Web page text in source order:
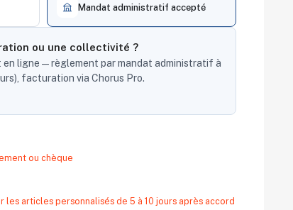
Mandat administratif accepté
ou une collectivité ?
en ligne — règlement par mandat administratif à
facturation via Chorus Pro.
ou chèque
les articles personnalisés de 5 à 10 jours après accord